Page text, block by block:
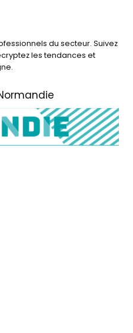
du secteur. Suivez
les tendances et